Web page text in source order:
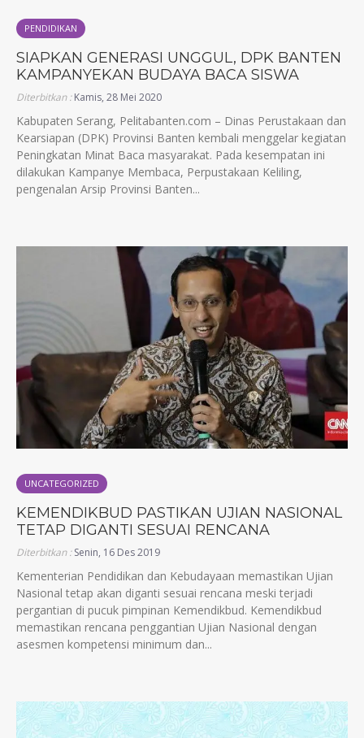
PENDIDIKAN
SIAPKAN GENERASI UNGGUL, DPK BANTEN
KAMPANYEKAN BUDAYA BACA SISWA
Diterbitkan :Kamis, 28 Mei 2020
Kabupaten Serang, Pelitabanten.com – Dinas Perustakaan dan
Kearsiapan (DPK) Provinsi Banten kembali menggelar kegiatan
Peningkatan Minat Baca masyarakat. Pada kesempatan ini
dilakukan Kampanye Membaca, Perpustakaan Keliling,
pengenalan Arsip Provinsi Banten...
UNCATEGORIZED
KEMENDIKBUD PASTIKAN UJIAN NASIONAL
TETAP DIGANTI SESUAI RENCANA
Diterbitkan :Senin, 16 Des 2019
Kementerian Pendidikan dan Kebudayaan memastikan Ujian
Nasional tetap akan diganti sesuai rencana meski terjadi
pergantian di pucuk pimpinan Kemendikbud. Kemendikbud
memastikan rencana penggantian Ujian Nasional dengan
asesmen kompetensi minimum dan...